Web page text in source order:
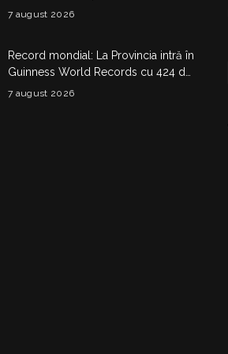
a intrat într-un cap de pod
7 august 2026
Record mondial: La Provincia intră în
Guinness World Records cu 424 de
kilograme de aripioare de pui servite
7 august 2026